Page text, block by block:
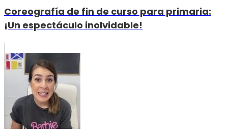
Coreografía de fin de curso para primaria:
¡Un espectáculo inolvidable!